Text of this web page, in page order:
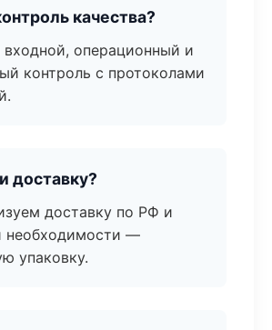
качества?
операционный и
контроль с протоколами
доставку?
доставку по РФ и
необходимости —
упаковку.